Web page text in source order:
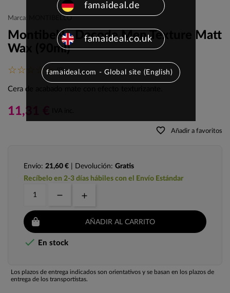
Marca: MONTIBELLO
Montibel·lo Decode Men Texture Matt
Wax (90ml)
(0)
Cera de acabado mate con efecto texturizante.
11,31 €
favorite_border Añadir a favoritos
Envío: 21,60 € | Devolución: Gratis
Recíbelo en 2-3 días hábiles con el Envío Estándar
AÑADIR AL CARRITO
 En stock
Los plazos de entrega indicados son orientativos y se basan en los plazos de
entrega de los transportistas.
famaideal.de
famaideal.co.uk
famaideal.com - Global site (English)